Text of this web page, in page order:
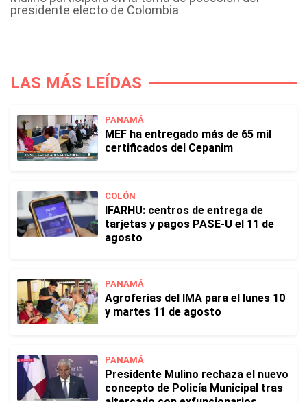
presidente electo de Colombia
LAS MÁS LEÍDAS
PANAMÁ
MEF ha entregado más de 65 mil
certificados del Cepanim
COLÓN
IFARHU: centros de entrega de
tarjetas y pagos PASE-U el 11 de
agosto
PANAMÁ
Agroferias del IMA para el lunes 10
y martes 11 de agosto
PANAMÁ
Presidente Mulino rechaza el nuevo
concepto de Policía Municipal tras